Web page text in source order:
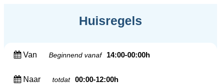
Huisregels
Van Beginnend vanaf 14:00-00:00h
Naar totdat 00:00-12:00h